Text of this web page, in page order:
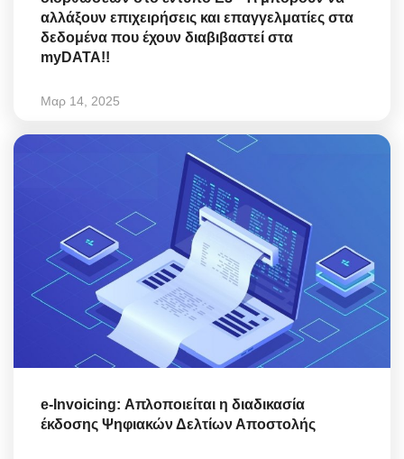
αλλάξουν επιχειρήσεις και επαγγελματίες στα
δεδομένα που έχουν διαβιβαστεί στα
myDATA!!
Μαρ 14, 2025
e-Invoicing: Απλοποιείται η διαδικασία
έκδοσης Ψηφιακών Δελτίων Αποστολής